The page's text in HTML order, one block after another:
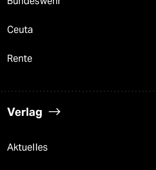
Ceuta
Rente
Verlag
Aktuelles